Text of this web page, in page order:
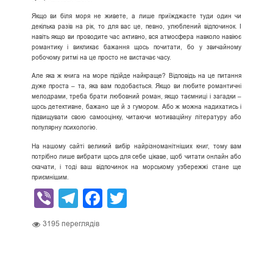
Якщо ви біля моря не живете, а лише приїжджаєте туди один чи
декілька разів на рік, то для вас це, певно, улюблений відпочинок. І
навіть якщо ви проводите час активно, вся атмосфера навколо навіює
романтику і викликає бажання щось почитати, бо у звичайному
робочому ритмі на це просто не вистачає часу.
Але яка ж книга на море підійде найкраще? Відповідь на це питання
дуже проста – та, яка вам подобається. Якщо ви любите романтичні
мелодрами, треба брати любовний роман, якщо таємниці і загадки –
щось детективне, бажано ще й з гумором. Або ж можна надихатись і
підвищувати свою самооцінку, читаючи мотиваційну літературу або
популярну психологію.
На нашому сайті великий вибір найрізноманітніших книг, тому вам
потрібно лише вибрати щось для себе цікаве, щоб читати онлайн або
скачати, і тоді ваш відпочинок на морському узбережжі стане ще
приємнішим.
ViberTelegram
Facebook
3195 переглядів